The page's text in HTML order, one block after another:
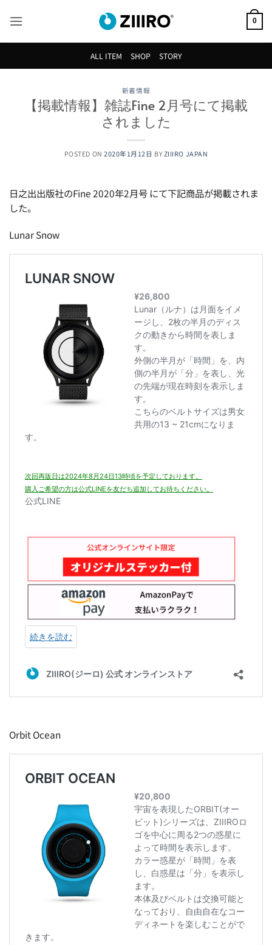
0
ALL ITEM SHOP STORY
新着情報
【掲載情報】雑誌Fine 2月号にて掲載
されました
POSTED ON2020年1月12日 BYZIIIRO JAPAN
日之出出版社のFine 2020年2月号 にて下記商品が掲載されま
した。
Lunar Snow
Orbit Ocean